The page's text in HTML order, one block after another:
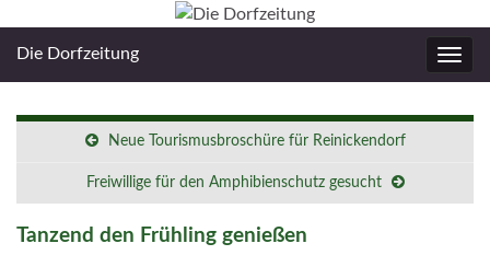
Die Dorfzeitung
Neue Tourismusbroschüre für Reinickendorf
Freiwillige für den Amphibienschutz gesucht
Tanzend den Frühling genießen